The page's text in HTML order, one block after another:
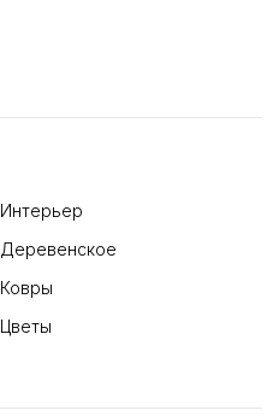
Интерьер
Деревенское
Ковры
Цветы